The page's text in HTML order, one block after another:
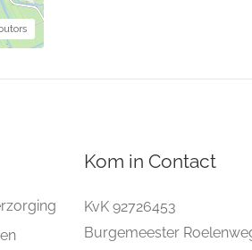
Kom in Contact
KvK 92726453
Burgemeester